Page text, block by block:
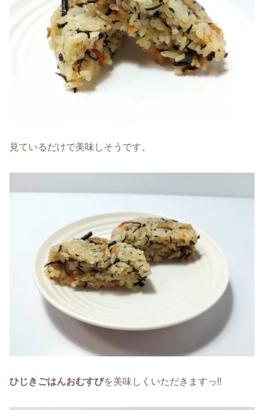
見ているだけで美味しそうです。
ひじきごはんおむすびを美味しくいただきますっ!!